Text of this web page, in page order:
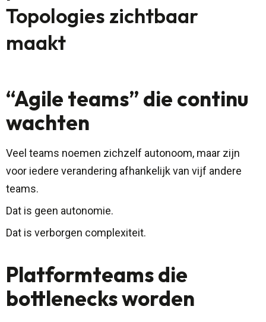
Topologies zichtbaar
maakt
“Agile teams” die continu
wachten
Veel teams noemen zichzelf autonoom, maar zijn
voor iedere verandering afhankelijk van vijf andere
teams.
Dat is geen autonomie.
Dat is verborgen complexiteit.
Platformteams die
bottlenecks worden